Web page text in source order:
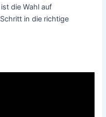
die Wahl auf
in die richtige